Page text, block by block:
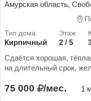
Амурская область,
Кирпичный 2 / 5
Сдаётся хорошая,
на длительный срок,
75 000 /мес. 1